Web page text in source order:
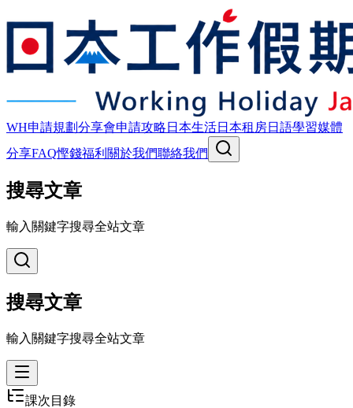
WH申請規劃分享會申請攻略 日本生活日本租房日語學習媒體
分享FAQ慳錢福利 關於我們聯絡我們
搜尋文章
輸入關鍵字搜尋全站文章
搜尋文章
輸入關鍵字搜尋全站文章
課次目錄